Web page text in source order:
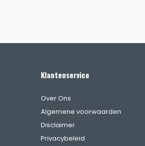
Klantenservice
Over Ons
Algemene voorwaarden
Disclaimer
Privacybeleid